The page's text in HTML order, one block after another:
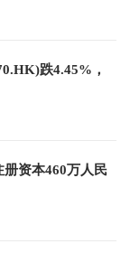
跌4.45%，
资本460万人民